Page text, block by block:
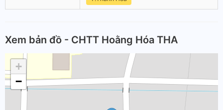
Xem bản đồ - CHTT Hoằng Hóa THA
+
−